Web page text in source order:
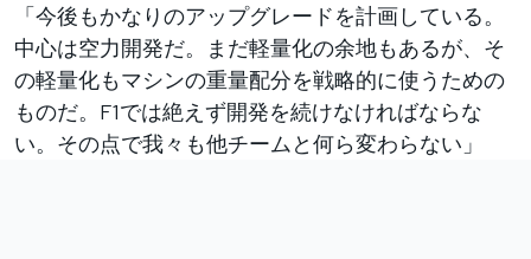
「今後もかなりのアップグレードを計画している。
中心は空力開発だ。まだ軽量化の余地もあるが、そ
の軽量化もマシンの重量配分を戦略的に使うための
ものだ。F1では絶えず開発を続けなければならな
い。その点で我々も他チームと何ら変わらない」